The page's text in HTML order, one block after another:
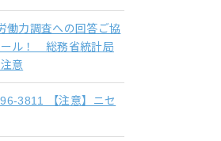
働力調査への回答ご協
ール！ 総務省統計局
意
3811 【注意】ニセ